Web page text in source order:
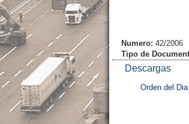
Numero: 42/2006
Tipo de
Descargas
Orden del